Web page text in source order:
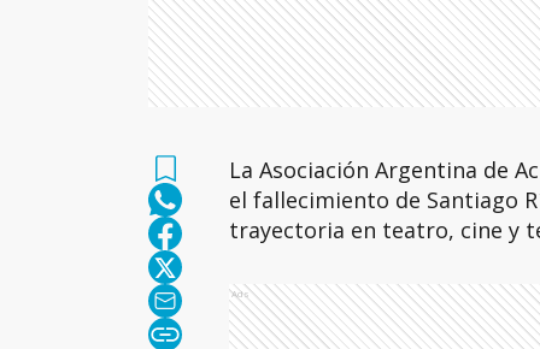
La Asociación Argentina de
el fallecimiento de Santiago
trayectoria en teatro, cine y
Ads